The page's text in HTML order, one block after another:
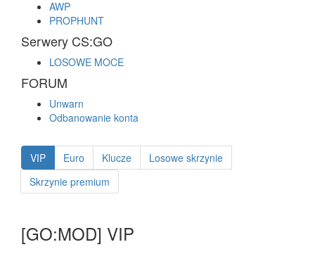
AWP
PROPHUNT
Serwery CS:GO
LOSOWE MOCE
FORUM
Unwarn
Odbanowanie konta
VIP Euro Klucze
Losowe skrzynie
Skrzynie premium
[GO:MOD] VIP